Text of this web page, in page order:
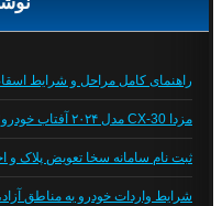
راهنمای کامل مراحل و شرایط اسقاط خودرو
مزدا CX-30 مدل ۲۰۲۴ آفتاب خودرو؛ بررسی و مشخصات فنی
ثبت نام سامانه سخا تعویض پلاک و
شرایط واردات خودرو به مناطق